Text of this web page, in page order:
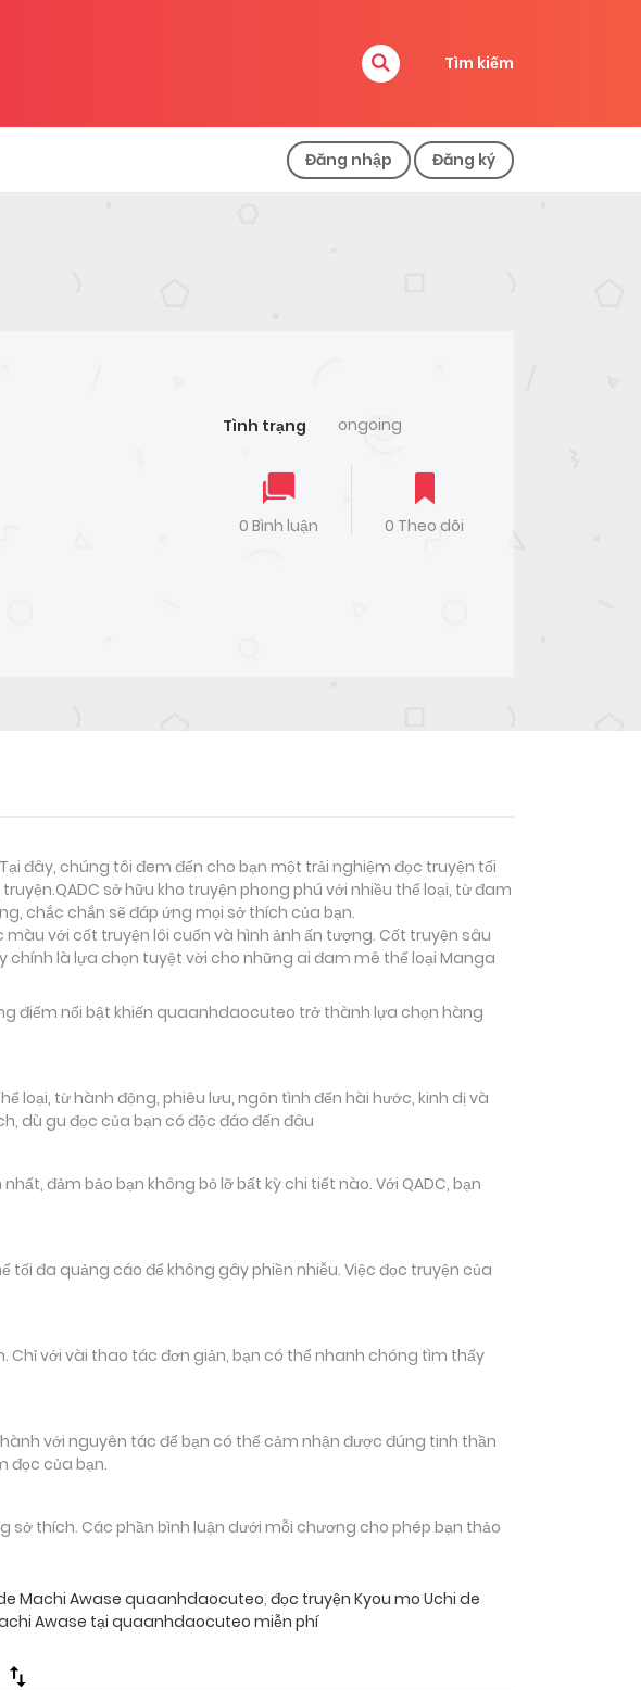
Tìm kiếm
Đăng nhập Đăng ký
Tình trạng ongoing
0 Bình luận 0 Theo dõi
đây, chúng tôi đem đến cho bạn một trải nghiệm đọc truyện tối
sở hữu kho truyện phong phú với nhiều thể loại, từ đam
chắc chắn sẽ đáp ứng mọi sở thích của bạn.
với cốt truyện lôi cuốn và hình ảnh ấn tượng. Cốt truyện sâu
là lựa chọn tuyệt vời cho những ai đam mê thể loại Manga
điểm nổi bật khiến quaanhdaocuteo trở thành lựa chọn hàng
loại, từ hành động, phiêu lưu, ngôn tình đến hài hước, kinh dị và
dù gu đọc của bạn có độc đáo đến đâu
đảm bảo bạn không bỏ lỡ bất kỳ chi tiết nào. Với QADC, bạn
tối đa quảng cáo để không gây phiền nhiễu. Việc đọc truyện của
Chỉ với vài thao tác đơn giản, bạn có thể nhanh chóng tìm thấy
với nguyên tác để bạn có thể cảm nhận được đúng tinh thần
đọc của bạn.
thích. Các phần bình luận dưới mỗi chương cho phép bạn thảo
Machi Awase quaanhdaocuteo, đọc truyện Kyou mo Uchi de
Awase tại quaanhdaocuteo miễn phí